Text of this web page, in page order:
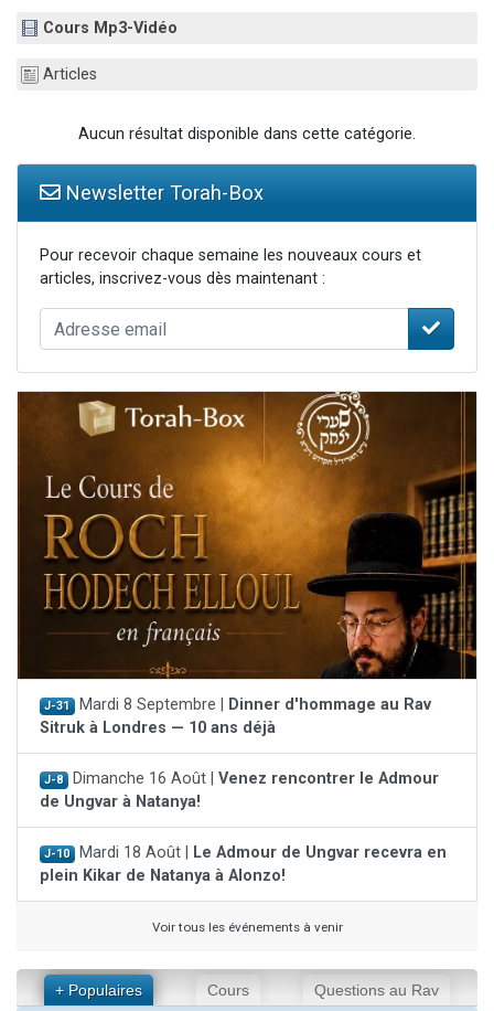
Cours Mp3-Vidéo
Articles
Aucun résultat disponible dans cette catégorie.
Newsletter Torah-Box
Pour recevoir chaque semaine les nouveaux cours et
articles, inscrivez-vous dès maintenant :
J-31 Mardi 8 Septembre |
Dinner d'hommage au Rav
Sitruk à Londres — 10 ans déjà
J-8 Dimanche 16 Août | Venez rencontrer le Admour
de Ungvar à Natanya!
J-10 Mardi 18 Août |
Le Admour de Ungvar recevra en
plein Kikar de Natanya à Alonzo!
Voir tous les événements à venir
+ Populaires Cours Questions au Rav